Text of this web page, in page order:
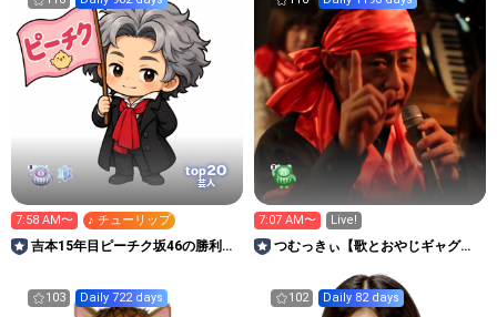
top20
芸人
7:58 AM〜 ♪ チューリップ
吉本15年目ピーチク坂46の勝利生
7:07 AM〜 Live!
つむっきぃ【歌とおやじギャグ満
103 Daily 722 days 102 Daily 82 days